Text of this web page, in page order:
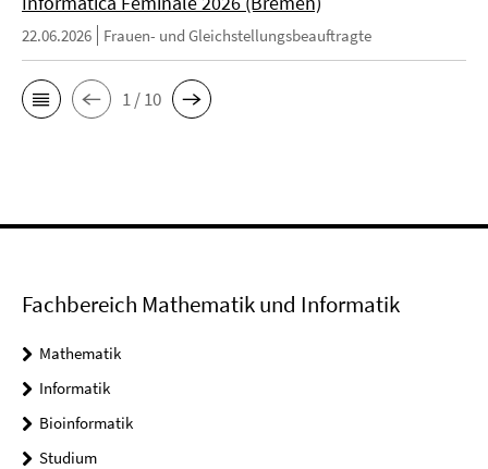
22.06.2026 Frauen- und Gleichstellungsbeauftragte
1 / 10
Fachbereich Mathematik und Informatik
Mathematik
Informatik
Bioinformatik
Studium